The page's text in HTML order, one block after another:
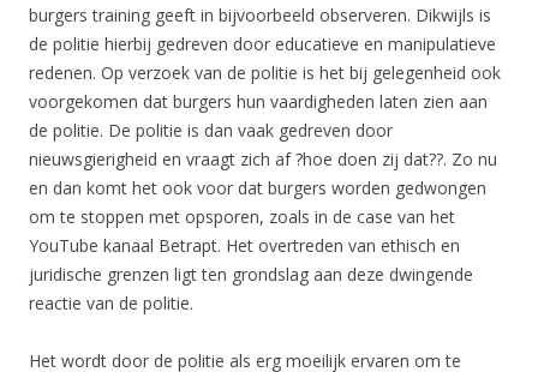
burgers training geeft in bijvoorbeeld observeren. Dikwijls is
de politie hierbij gedreven door educatieve en manipulatieve
redenen. Op verzoek van de politie is het bij gelegenheid ook
voorgekomen dat burgers hun vaardigheden laten zien aan
de politie. De politie is dan vaak gedreven door
nieuwsgierigheid en vraagt zich af ?hoe doen zij dat??. Zo nu
en dan komt het ook voor dat burgers worden gedwongen
om te stoppen met opsporen, zoals in de case van het
YouTube kanaal Betrapt. Het overtreden van ethisch en
juridische grenzen ligt ten grondslag aan deze dwingende
reactie van de politie.
Het wordt door de politie als erg moeilijk ervaren om te